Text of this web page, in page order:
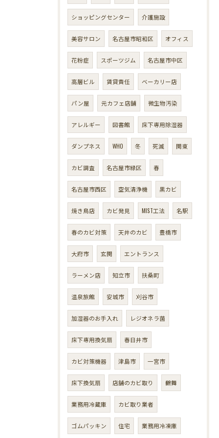
ショッピングセンター 介護施設
美容サロン 名古屋市昭和区 オフィス
花粉症 スポーツジム 名古屋市中区
高層ビル 賃貸責任 ベーカリー店
パン屋 元カフェ店舗 微生物汚染
アレルギー 図書館 床下専用除湿器
ダンプネス WHO 冬 死滅 関東
カビ調査 名古屋市緑区 春
名古屋市西区 空気清浄機 黒カビ
焼き鳥店 カビ発見 MIST工法 名駅
春のカビ対策 天井のカビ 豊橋市
大府市 玄関 エントランス
ラーメン店 知立市 扶桑町
温泉旅館 安城市 刈谷市
加湿器のお手入れ レジオネラ菌
床下専用換気扇 春日井市
カビ対策機器 津島市 一宮市
床下換気扇 店舗のカビ取り 鶴舞
業務用冷蔵庫 カビ取り業者
ゴムパッキン 住宅 業務用冷凍庫